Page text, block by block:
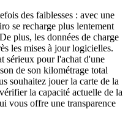
des faiblesses : avec une
se recharge plus lentement
plus, les données de charge
les mises à jour logicielles.
sérieux pour l'achat d'une
de son kilométrage total
souhaitez jouer la carte de la
la capacité actuelle de la
vous offre une transparence